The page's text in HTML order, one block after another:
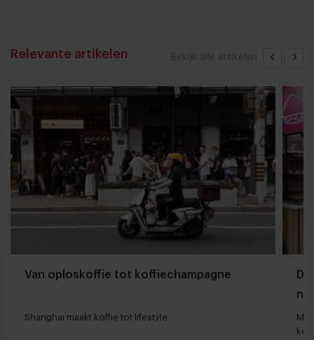
Bekijk alle artikelen
Relevante artikelen
Van oploskoffie tot koffiechampagne
Shanghai maakt koffie tot lifestyle